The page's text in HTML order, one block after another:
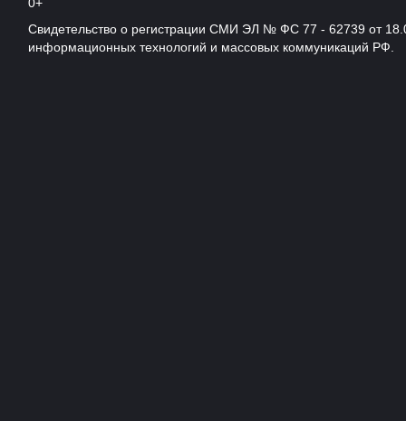
Свидетельство о регистрации СМИ ЭЛ № ФС 77 - 62739 от
информационных технологий и массовых коммуникаций РФ.